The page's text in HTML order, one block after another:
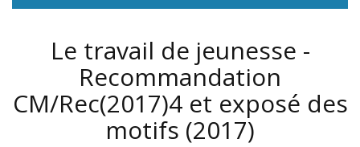
Le travail de jeunesse -
Recommandation
CM/Rec(2017)4 et exposé des
motifs (2017)